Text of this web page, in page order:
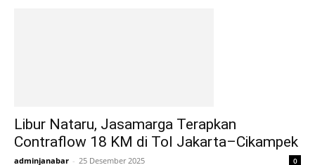
Libur Nataru, Jasamarga Terapkan
Contraflow 18 KM di Tol Jakarta–Cikampek
adminjanabar - 25 Desember 2025 0